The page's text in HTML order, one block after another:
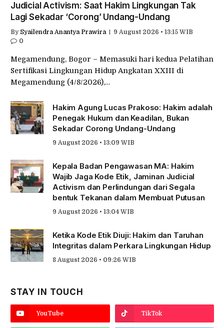
Judicial Activism: Saat Hakim Lingkungan Tak
Lagi Sekadar ‘Corong’ Undang-Undang
By Syailendra Anantya Prawira
9 August 2026 • 13:15 WIB
0
Megamendung, Bogor – Memasuki hari kedua Pelatihan
Sertifikasi Lingkungan Hidup Angkatan XXIII di
Megamendung (4/8/2026),…
Hakim Agung Lucas Prakoso: Hakim adalah
Penegak Hukum dan Keadilan, Bukan
Sekadar Corong Undang-Undang
9 August 2026 • 13:09 WIB
Kepala Badan Pengawasan MA: Hakim
Wajib Jaga Kode Etik, Jaminan Judicial
Activism dan Perlindungan dari Segala
bentuk Tekanan dalam Membuat Putusan
9 August 2026 • 13:04 WIB
Ketika Kode Etik Diuji: Hakim dan Taruhan
Integritas dalam Perkara Lingkungan Hidup
8 August 2026 • 09:26 WIB
STAY IN TOUCH
YouTube TikTok